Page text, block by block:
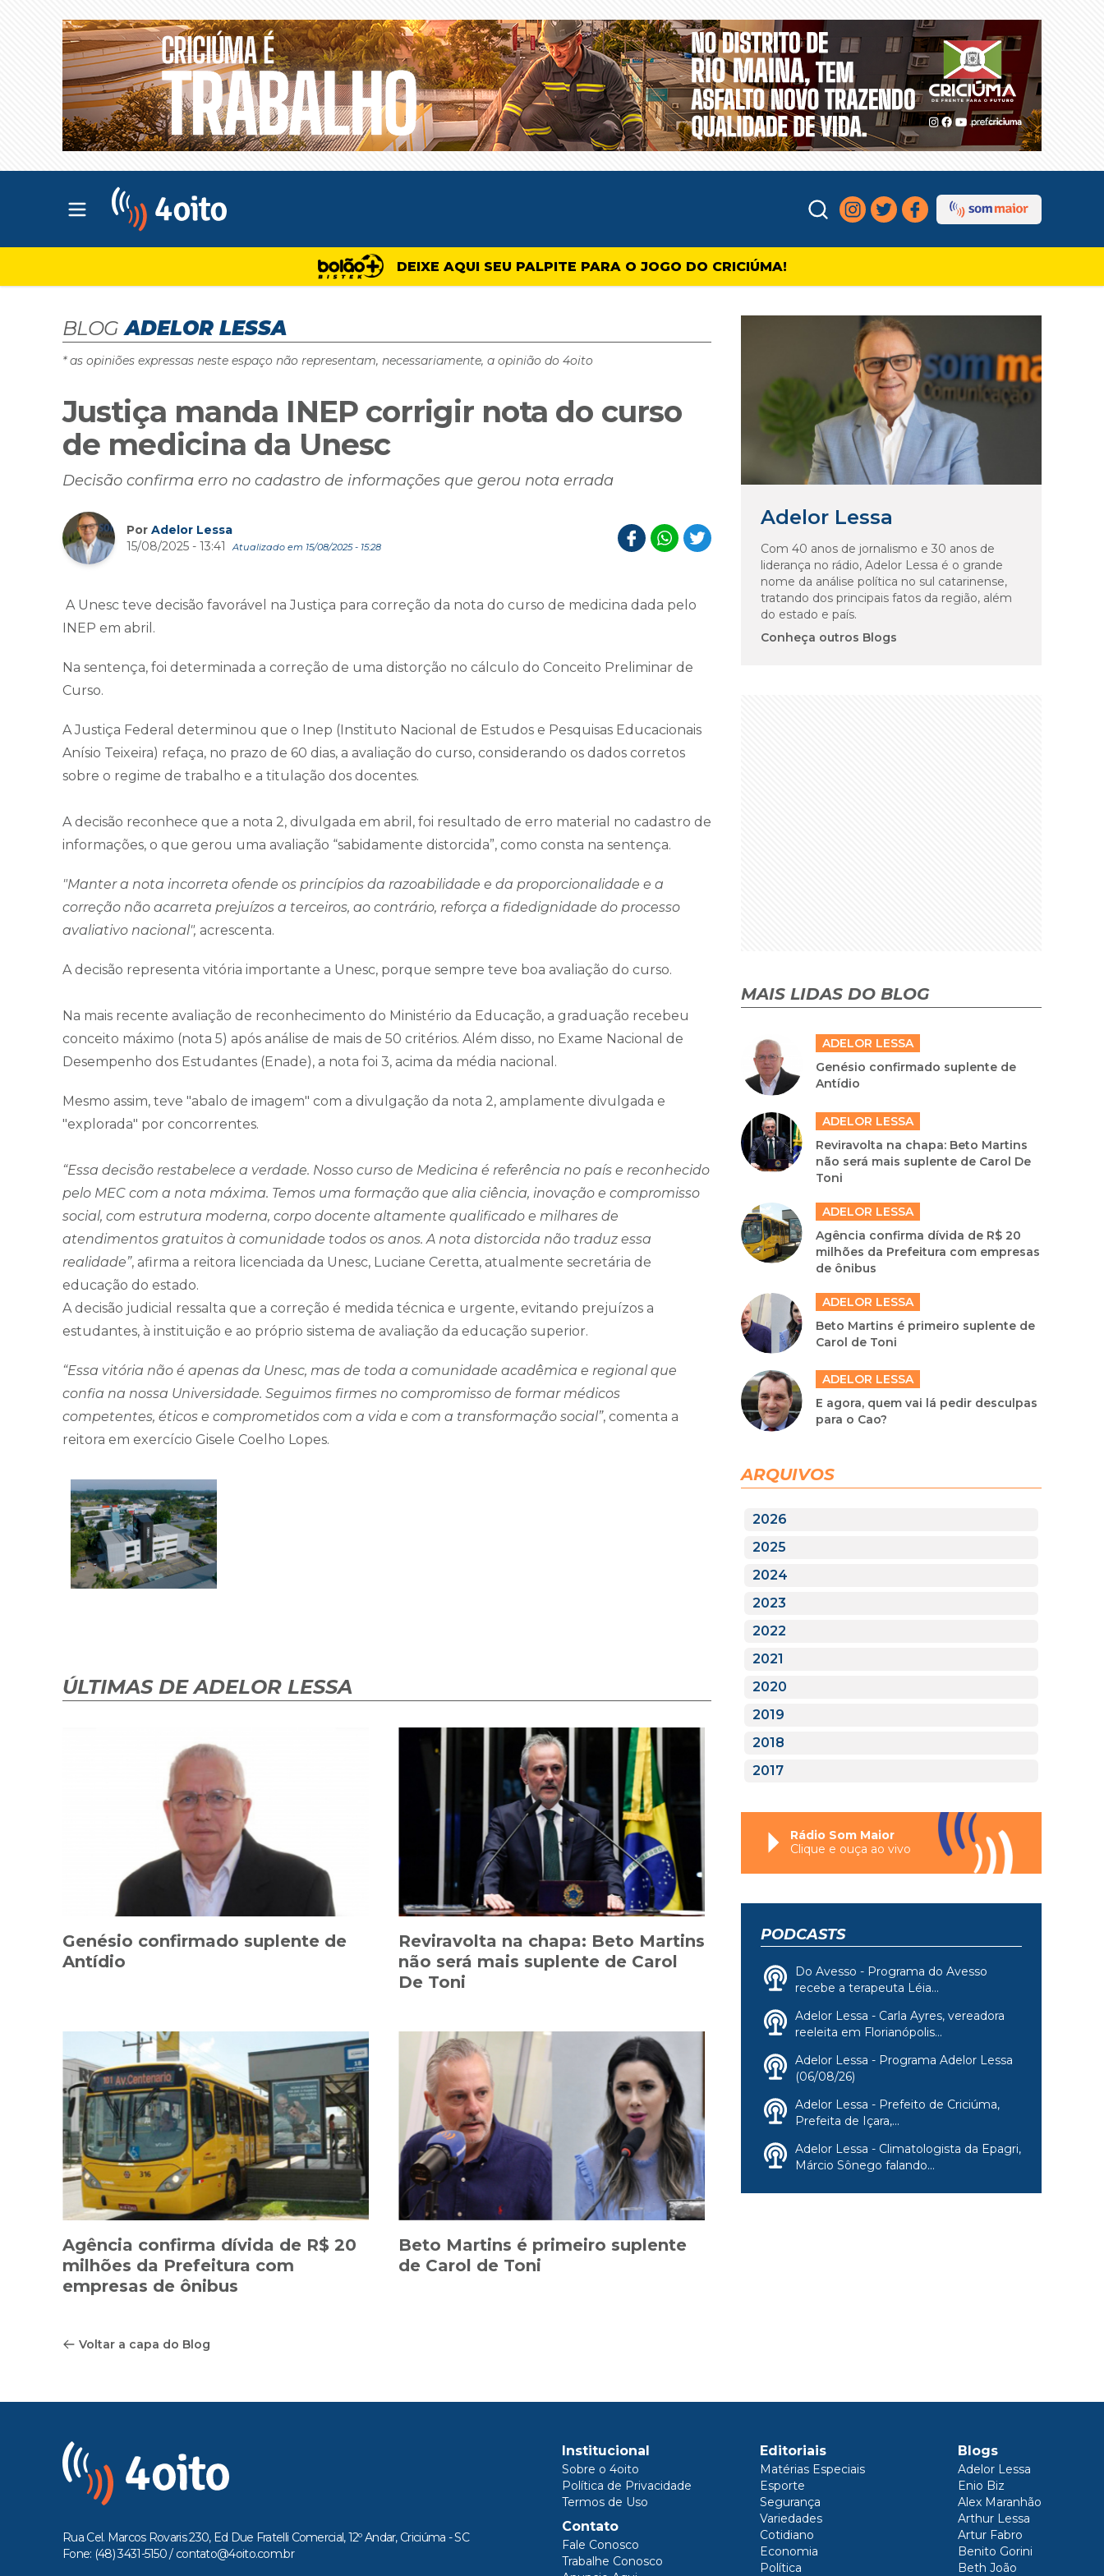
Abrir menu principal
DEIXE AQUI SEU PALPITE PARA O JOGO DO CRICIÚMA!
BLOG ADELOR LESSA
* as opiniões expressas neste espaço não representam, necessariamente, a opinião do 4oito
Justiça manda INEP corrigir nota do curso
de medicina da Unesc
Decisão confirma erro no cadastro de informações que gerou nota errada
Por Adelor Lessa
15/08/2025 - 13:41
Atualizado em 15/08/2025 - 15:28
A Unesc teve decisão favorável na Justiça para correção da nota do curso de medicina dada pelo
INEP em abril.
Na sentença, foi determinada a correção de uma distorção no cálculo do Conceito Preliminar de
Curso.
A Justiça Federal determinou que o Inep (Instituto Nacional de Estudos e Pesquisas Educacionais
Anísio Teixeira) refaça, no prazo de 60 dias, a avaliação do curso, considerando os dados corretos
sobre o regime de trabalho e a titulação dos docentes.
A decisão reconhece que a nota 2, divulgada em abril, foi resultado de erro material no cadastro de
informações, o que gerou uma avaliação “sabidamente distorcida”, como consta na sentença.
"Manter a nota incorreta ofende os princípios da razoabilidade e da proporcionalidade e a
correção não acarreta prejuízos a terceiros, ao contrário, reforça a fidedignidade do processo
avaliativo nacional", acrescenta.
A decisão representa vitória importante a Unesc, porque sempre teve boa avaliação do curso.
Na mais recente avaliação de reconhecimento do Ministério da Educação, a graduação recebeu
conceito máximo (nota 5) após análise de mais de 50 critérios. Além disso, no Exame Nacional de
Desempenho dos Estudantes (Enade), a nota foi 3, acima da média nacional.
Mesmo assim, teve "abalo de imagem" com a divulgação da nota 2, amplamente divulgada e
"explorada" por concorrentes.
“Essa decisão restabelece a verdade. Nosso curso de Medicina é referência no país e reconhecido
pelo MEC com a nota máxima. Temos uma formação que alia ciência, inovação e compromisso
social, com estrutura moderna, corpo docente altamente qualificado e milhares de
atendimentos gratuitos à comunidade todos os anos. A nota distorcida não traduz essa
realidade”, afirma a reitora licenciada da Unesc, Luciane Ceretta, atualmente secretária de
educação do estado.
A decisão judicial ressalta que a correção é medida técnica e urgente, evitando prejuízos a
estudantes, à instituição e ao próprio sistema de avaliação da educação superior.
“Essa vitória não é apenas da Unesc, mas de toda a comunidade acadêmica e regional que
confia na nossa Universidade. Seguimos firmes no compromisso de formar médicos
competentes, éticos e comprometidos com a vida e com a transformação social”, comenta a
reitora em exercício Gisele Coelho Lopes.
ÚLTIMAS DE ADELOR LESSA
Genésio confirmado suplente de
Antídio
Reviravolta na chapa: Beto Martins
não será mais suplente de Carol
De Toni
Agência confirma dívida de R$ 20
milhões da Prefeitura com
empresas de ônibus
Beto Martins é primeiro suplente
de Carol de Toni
Voltar a capa do Blog
Adelor Lessa
Com 40 anos de jornalismo e 30 anos de
liderança no rádio, Adelor Lessa é o grande
nome da análise política no sul catarinense,
tratando dos principais fatos da região, além
do estado e país.
Conheça outros Blogs
MAIS LIDAS DO BLOG
ADELOR LESSA
Genésio confirmado suplente de
Antídio
ADELOR LESSA
Reviravolta na chapa: Beto Martins
não será mais suplente de Carol De
Toni
ADELOR LESSA
Agência confirma dívida de R$ 20
milhões da Prefeitura com empresas
de ônibus
ADELOR LESSA
Beto Martins é primeiro suplente de
Carol de Toni
ADELOR LESSA
E agora, quem vai lá pedir desculpas
para o Cao?
ARQUIVOS
2026
2025
2024
2023
2022
2021
2020
2019
2018
2017
Rádio Som Maior
Clique e ouça ao vivo
PODCASTS
Do Avesso - Programa do Avesso
recebe a terapeuta Léia...
Adelor Lessa - Carla Ayres, vereadora
reeleita em Florianópolis...
Adelor Lessa - Programa Adelor Lessa
(06/08/26)
Adelor Lessa - Prefeito de Criciúma,
Prefeita de Içara,...
Adelor Lessa - Climatologista da Epagri,
Márcio Sônego falando...
Rua Cel. Marcos Rovaris 230, Ed Due Fratelli Comercial, 12º Andar, Criciúma - SC
Fone: (48) 3431-5150 / contato@4oito.com.br
Institucional
Sobre o 4oito
Política de Privacidade
Termos de Uso
Contato
Fale Conosco
Trabalhe Conosco
Editoriais
Matérias Especiais
Esporte
Segurança
Variedades
Cotidiano
Economia
Política
Blogs
Adelor Lessa
Enio Biz
Alex Maranhão
Arthur Lessa
Artur Fabro
Benito Gorini
Beth João